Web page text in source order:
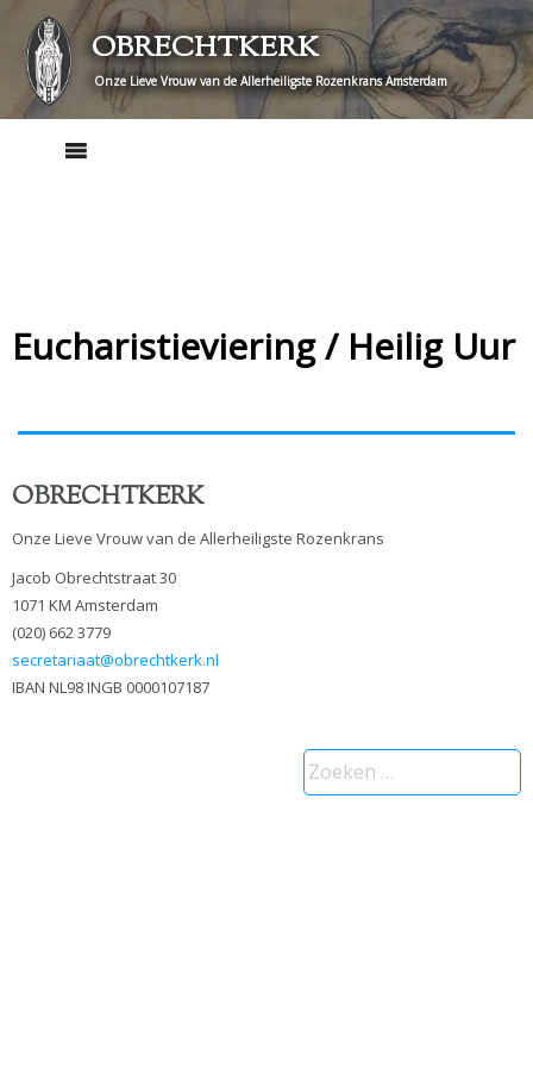
content
OBRECHTKERK
Onze Lieve Vrouw van de Allerheiligste Rozenkrans Amsterdam
Eucharistieviering / Heilig Uur
OBRECHTKERK
Onze Lieve Vrouw van de Allerheiligste Rozenkrans
Jacob Obrechtstraat 30
1071 KM Amsterdam
(020) 662 3779
secretariaat@obrechtkerk.nl
IBAN NL98 INGB 0000107187
Zoeken
naar: